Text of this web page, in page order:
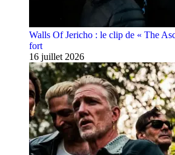
Walls Of Jericho : le clip de « The
fort
16 juillet 2026